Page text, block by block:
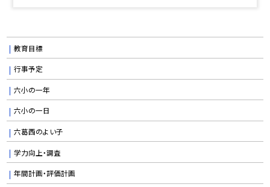
教育目標
行事予定
六小の一年
六小の一日
六葛西のよい子
学力向上・調査
年間計画・評価計画